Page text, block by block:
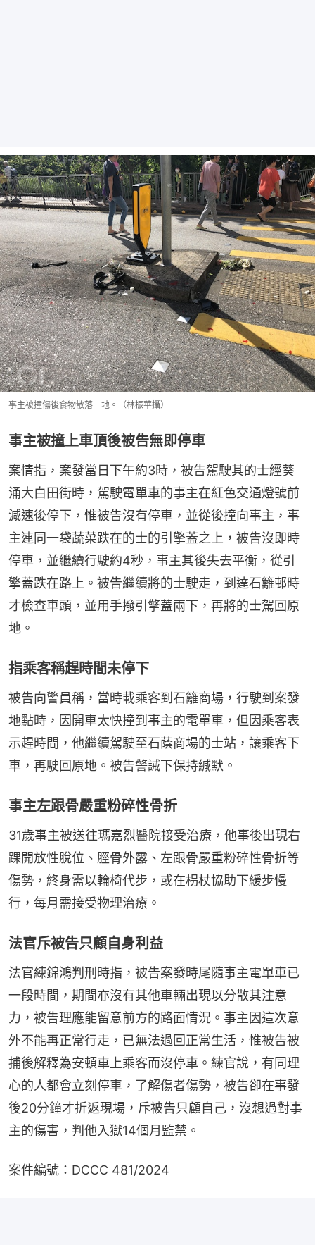
事主被撞傷後食物散落一地。（林振華攝）
事主被撞上車頂後被告無即停車
案情指，案發當日下午約3時，被告駕駛其的士經葵
涌大白田街時，駕駛電單車的事主在紅色交通燈號前
減速後停下，惟被告沒有停車，並從後撞向事主，事
主連同一袋蔬菜跌在的士的引擎蓋之上，被告沒即時
停車，並繼續行駛約4秒，事主其後失去平衡，從引
擎蓋跌在路上。被告繼續將的士駛走，到達石籬邨時
才檢查車頭，並用手撥引擎蓋兩下，再將的士駕回原
地。
指乘客稱趕時間未停下
被告向警員稱，當時載乘客到石籬商場，行駛到案發
地點時，因開車太快撞到事主的電單車，但因乘客表
示趕時間，他繼續駕駛至石蔭商場的士站，讓乘客下
車，再駛回原地。被告警誡下保持緘默。
事主左跟骨嚴重粉碎性骨折
31歲事主被送往瑪嘉烈醫院接受治療，他事後出現右
踝開放性脫位、脛骨外露、左跟骨嚴重粉碎性骨折等
傷勢，終身需以輪椅代步，或在枴杖協助下緩步慢
行，每月需接受物理治療。
法官斥被告只顧自身利益
法官練錦鴻判刑時指，被告案發時尾隨事主電單車已
一段時間，期間亦沒有其他車輛出現以分散其注意
力，被告理應能留意前方的路面情況。事主因這次意
外不能再正常行走，已無法過回正常生活，惟被告被
捕後解釋為安頓車上乘客而沒停車。練官說，有同理
心的人都會立刻停車，了解傷者傷勢，被告卻在事發
後20分鐘才折返現場，斥被告只顧自己，沒想過對事
主的傷害，判他入獄14個月監禁。
案件編號：DCCC 481/2024